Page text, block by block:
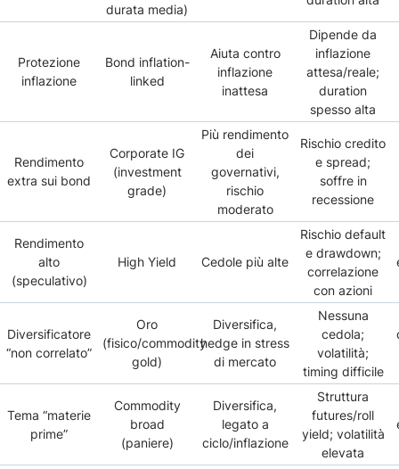
durata media)
Protezione
inflazione
Bond inflation-
linked
Aiuta contro
inflazione
inattesa
Dipende da
inflazione
attesa/reale;
duration
spesso alta
Rendimento
extra sui bond
Corporate IG
(investment
grade)
Più rendimento
dei
governativi,
rischio
moderato
Rischio credito
e spread;
soffre in
recessione
Rendimento
alto
(speculativo)
High Yield Cedole più alte
Rischio default
e drawdown;
correlazione
con azioni
Diversificatore
“non correlato”
Oro
(fisico/commodity
gold)
Diversifica,
hedge in stress
di mercato
Nessuna
cedola;
volatilità;
timing difficile
Tema “materie
prime”
Commodity
broad
(paniere)
Diversifica,
legato a
ciclo/inflazione
Struttura
futures/roll
yield; volatilità
elevata